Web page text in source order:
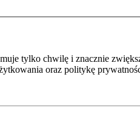
tylko chwilę i znacznie
oraz politykę